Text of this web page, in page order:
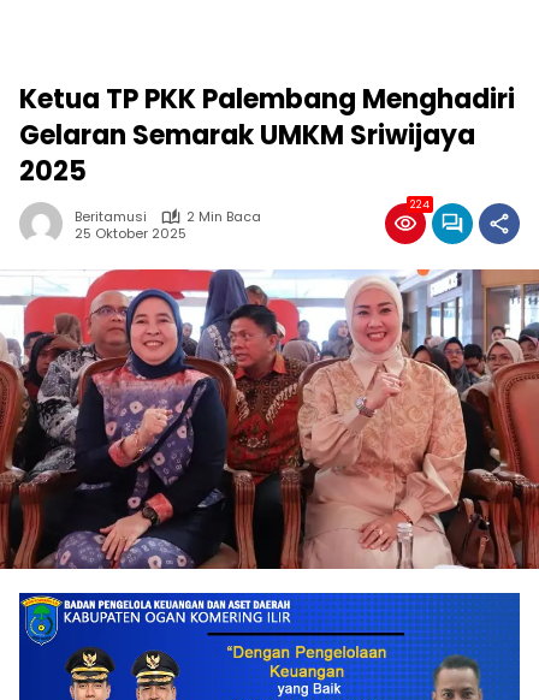
Ketua TP PKK Palembang Menghadiri
Gelaran Semarak UMKM Sriwijaya
2025
Beritamusi
2 Min Baca
25 Oktober 2025
224